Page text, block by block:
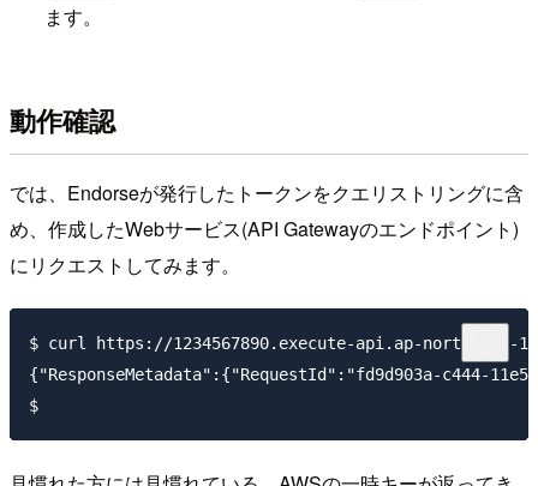
ます。
動作確認
では、Endorseが発行したトークンをクエリストリングに含
め、作成したWebサービス(API Gatewayのエンドポイント)
にリクエストしてみます。
$ curl https://1234567890.execute-api.ap-northeast-
{"ResponseMetadata":{"RequestId":"fd9d903a-c444-11e5-